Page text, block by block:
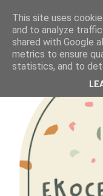
This site uses
and to analyze
shared with Google
metrics to ensure
statistics, and to